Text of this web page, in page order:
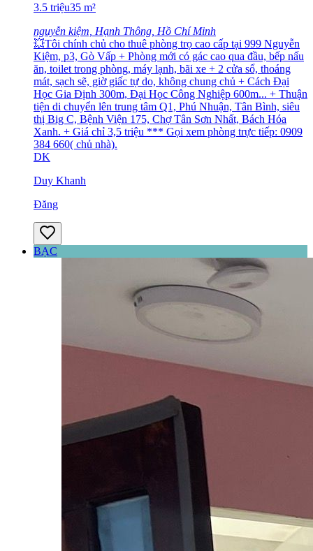
3.5 triệu35 m²
nguyễn kiệm, Hạnh Thông, Hồ Chí Minh
💥Tôi chính chủ cho thuê phòng trọ cao cấp tại 999 Nguyễn
Kiệm, p3, Gò Vấp + Phòng mới có gác cao qua đầu, bếp nấu
ăn, toilet trong phòng, máy lạnh, bãi xe + 2 cửa sổ, thoáng
mát, sạch sẽ, giờ giấc tự do, không chung chủ + Cách Đại
Học Gia Định 300m, Đại Học Công Nghiệp 600m... + Thuận
tiện di chuyển lên trung tâm Q1, Phú Nhuận, Tân Bình, siêu
thị Big C, Bệnh Viện 175, Chợ Tân Sơn Nhất, Bách Hóa
Xanh. + Giá chỉ 3,5 triệu *** Gọi xem phòng trực tiếp: 0909
384 660( chủ nhà).
DK
Duy Khanh
Đăng
BẠC